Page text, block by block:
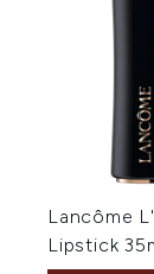
Lancôme
Lipstick